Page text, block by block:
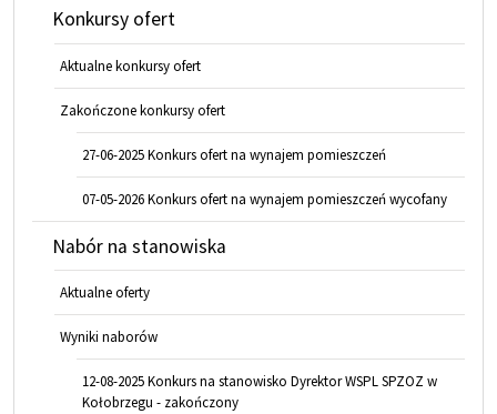
Konkursy ofert
Aktualne konkursy ofert
Zakończone konkursy ofert
27-06-2025 Konkurs ofert na wynajem pomieszczeń
07-05-2026 Konkurs ofert na wynajem pomieszczeń wycofany
Nabór na stanowiska
Aktualne oferty
Wyniki naborów
12-08-2025 Konkurs na stanowisko Dyrektor WSPL SPZOZ w
Kołobrzegu - zakończony